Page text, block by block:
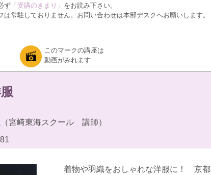
ず 「受講のきまり」 をお読み下さい。
常駐しておりません。お問い合わせは本部デスクへお願いします。
このマークの講座は
動画がみれます
（宮﨑東海スクール 講師）
着物や羽織をおしゃれな洋服に！ 京都